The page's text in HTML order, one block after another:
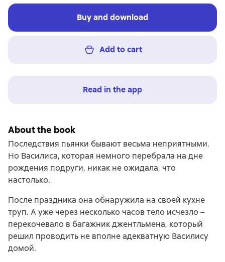
Buy and download
Add to cart
Read in the app
About the book
Последствия пьянки бывают весьма неприятными.
Но Василиса, которая немного перебрала на дне
рождения подруги, никак не ожидала, что
настолько.
После праздника она обнаружила на своей кухне
труп. А уже через несколько часов тело исчезло –
перекочевало в багажник джентльмена, который
решил проводить не вполне адекватную Василису
домой.